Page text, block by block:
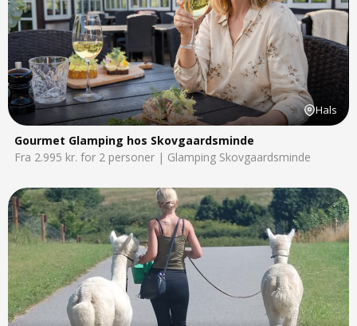
Hals
Gourmet Glamping hos Skovgaardsminde
Fra 2.995 kr. for 2 personer | Glamping Skovgaardsminde